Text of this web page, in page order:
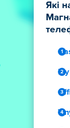
Які
My